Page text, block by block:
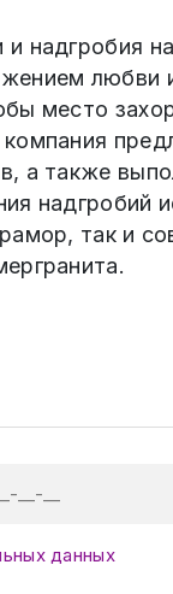
и надгробия
любви
место
а также
надгробий
так и
данных